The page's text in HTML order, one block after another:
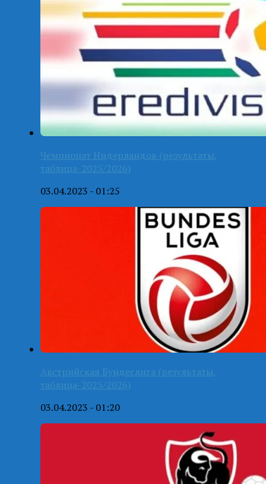
Чемпионат Нидерландов (результаты,
таблица-2025/2026)
03.04.2023 - 01:25
Австрийская Бундеслига (результаты,
таблица-2025/2026)
03.04.2023 - 01:20